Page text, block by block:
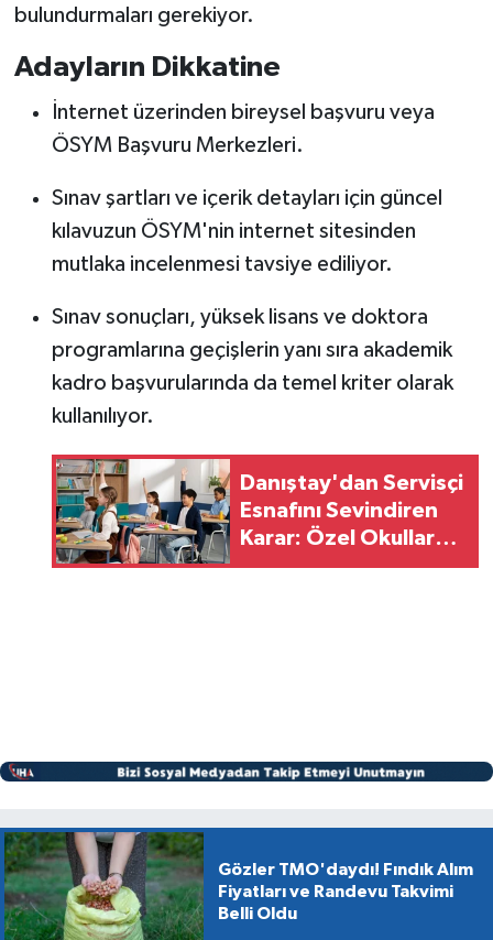
bulundurmaları gerekiyor.
Adayların Dikkatine
İnternet üzerinden bireysel başvuru veya
ÖSYM Başvuru Merkezleri.
Sınav şartları ve içerik detayları için güncel
kılavuzun ÖSYM'nin internet sitesinden
mutlaka incelenmesi tavsiye ediliyor.
Sınav sonuçları, yüksek lisans ve doktora
programlarına geçişlerin yanı sıra akademik
kadro başvurularında da temel kriter olarak
kullanılıyor.
Danıştay'dan Servisçi
Esnafını Sevindiren
Karar: Özel Okullara
"Özmal" Yasağı
Gözler TMO'daydı! Fındık Alım
Fiyatları ve Randevu Takvimi
Belli Oldu